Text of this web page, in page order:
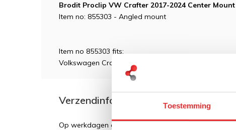
Toestemming
Brodit Proclip VW Crafter 2017-2024 Center Mount
Item no: 855303 - Angled mount
Item no 855303 fits:
Volkswagen Crafter 2017-2024 (For Europe)
Verzendinformatie
Op werkdagen geldt over het algemeen dat als een